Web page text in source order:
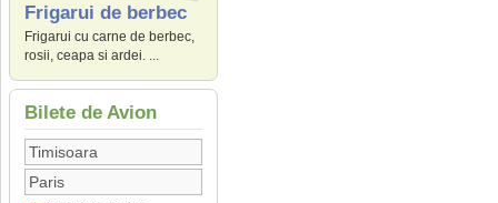
Frigarui de berbec
Frigarui cu carne de berbec,
rosii, ceapa si ardei. ...
Bilete de Avion